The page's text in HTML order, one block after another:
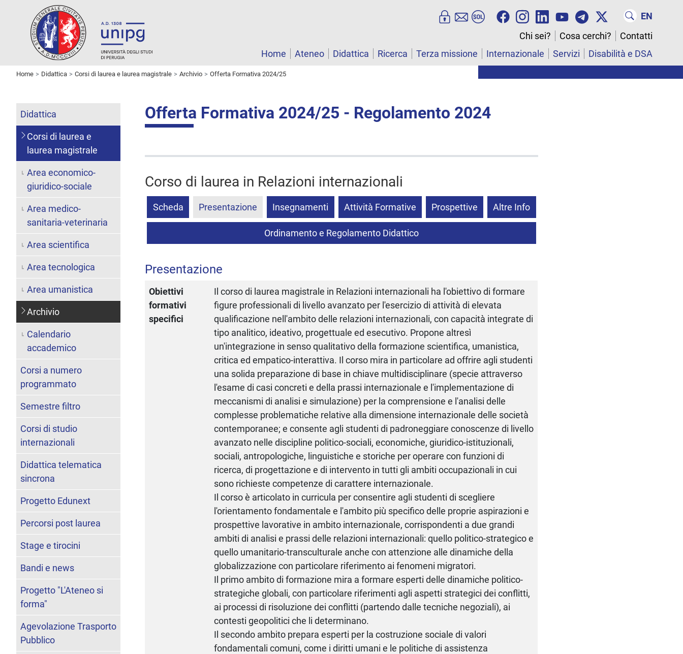
EN
Chi sei?
Cosa cerchi?
Contatti
Home
Ateneo Didattica Ricerca Terza missione Internazionale Servizi Disabilità e DSA
Home Didattica Corsi di laurea e laurea magistrale Archivio Offerta Formativa 2024/25
Offerta Formativa 2024/25 - Regolamento 2024
Corso di laurea in Relazioni internazionali
Scheda Presentazione Insegnamenti Attività Formative Prospettive Altre Info
Ordinamento e Regolamento Didattico
Presentazione
Obiettivi
formativi
specifici
Il corso di laurea magistrale in Relazioni internazionali ha l'obiettivo di formare
figure professionali di livello avanzato per l'esercizio di attività di elevata
qualificazione nell'ambito delle relazioni internazionali, con capacità integrate di
tipo analitico, ideativo, progettuale ed esecutivo. Propone altresì
un'integrazione in senso qualitativo della formazione scientifica, umanistica,
critica ed empatico-interattiva. Il corso mira in particolare ad offrire agli studenti
una solida preparazione di base in chiave multidisciplinare (specie attraverso
l'esame di casi concreti e della prassi internazionale e l'implementazione di
meccanismi di analisi e simulazione) per la comprensione e l'analisi delle
complesse problematiche relative alla dimensione internazionale delle società
contemporanee; e consente agli studenti di padroneggiare conoscenze di livello
avanzato nelle discipline politico-sociali, economiche, giuridico-istituzionali,
sociali, antropologiche, linguistiche e storiche per operare con funzioni di
ricerca, di progettazione e di intervento in tutti gli ambiti occupazionali in cui
sono richieste competenze di carattere internazionale.
Il corso è articolato in curricula per consentire agli studenti di scegliere
l'orientamento fondamentale e l'ambito più specifico delle proprie aspirazioni e
prospettive lavorative in ambito internazionale, corrispondenti a due grandi
ambiti di analisi e prassi delle relazioni internazionali: quello politico-strategico e
quello umanitario-transculturale anche con attenzione alle dinamiche della
globalizzazione con particolare riferimento ai fenomeni migratori.
Il primo ambito di formazione mira a formare esperti delle dinamiche politico-
strategiche globali, con particolare riferimenti agli aspetti strategici dei conflitti,
ai processi di risoluzione dei conflitti (partendo dalle tecniche negoziali), ai
contesti geopolitici che li determinano.
Il secondo ambito prepara esperti per la costruzione sociale di valori
fondamentali comuni, come i diritti umani e le politiche di assistenza
Didattica
Corsi di laurea e
laurea magistrale
Area economico-
giuridico-sociale
Area medico-
sanitaria-veterinaria
Area scientifica
Area tecnologica
Area umanistica
Archivio
Calendario
accademico
Corsi a numero
programmato
Semestre filtro
Corsi di studio
internazionali
Didattica telematica
sincrona
Progetto Edunext
Percorsi post laurea
Stage e tirocini
Bandi e news
Progetto "L'Ateneo si
forma"
Agevolazione Trasporto
Pubblico